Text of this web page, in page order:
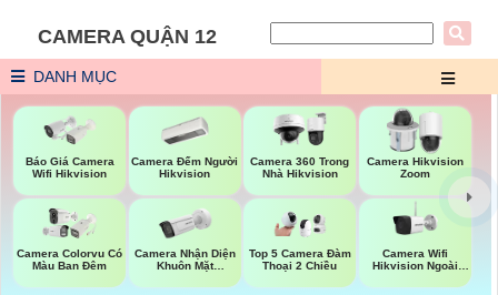
CAMERA QUẬN 12
DANH MỤC
Báo Giá Camera
Wifi Hikvision
Camera Đếm Người
Hikvision
Camera 360 Trong
Nhà Hikvision
Camera Hikvision
Zoom
Camera Colorvu Có
Màu Ban Đêm
Camera Nhận Diện
Khuôn Mặt
Top 5 Camera Đàm
Thoại 2 Chiều
Camera Wifi
Hikvision Ngoài